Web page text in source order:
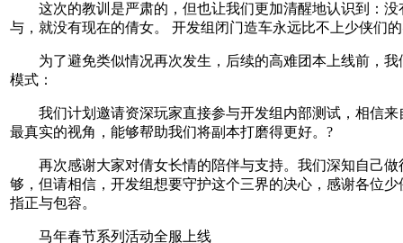
这次的教训是严肃的，但也让我们更加清醒地认识到：没
与，就没有现在的倩女。 开发组闭门造车永远比不上少侠们
为了避免类似情况再次发生，后续的高难团本上线前，我
模式：
我们计划邀请资深玩家直接参与开发组内部测试，相信来
最真实的视角，能够帮助我们将副本打磨得更好。?
再次感谢大家对倩女长情的陪伴与支持。我们深知自己做
够，但请相信，开发组想要守护这个三界的决心，感谢各位少
指正与包容。
马年春节系列活动全服上线